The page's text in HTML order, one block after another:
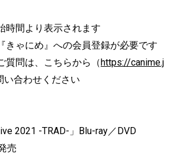
時間より表示されます
きゃにめ』への会員登録が必要です
質問は、こちらから（https://canime.j
い合わせください
2021 -TRAD-」Blu-ray／DVD
売